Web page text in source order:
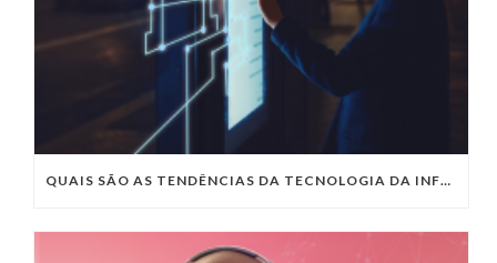
QUAIS SÃO AS TENDÊNCIAS DA TECNOLOGIA DA INFORMAÇÃO PARA 2023?